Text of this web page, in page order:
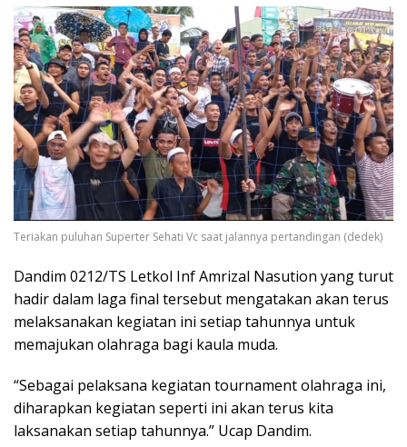
Teriakan puluhan Superter Sehati Vc saat jalannya pertandingan (dedek)
Dandim 0212/TS Letkol Inf Amrizal Nasution yang turut
hadir dalam laga final tersebut mengatakan akan terus
melaksanakan kegiatan ini setiap tahunnya untuk
memajukan olahraga bagi kaula muda.
“Sebagai pelaksana kegiatan tournament olahraga ini,
diharapkan kegiatan seperti ini akan terus kita
laksanakan setiap tahunnya.” Ucap Dandim.